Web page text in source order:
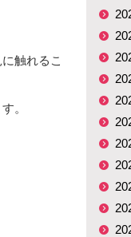
触れるこ
。